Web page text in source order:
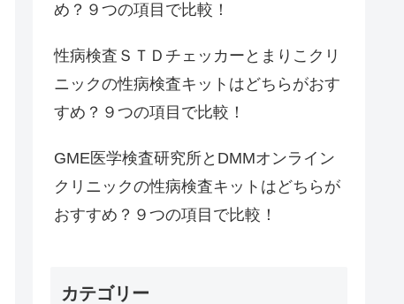
め？９つの項目で比較！
性病検査ＳＴＤチェッカーとまりこクリ
ニックの性病検査キットはどちらがおす
すめ？９つの項目で比較！
GME医学検査研究所とDMMオンライン
クリニックの性病検査キットはどちらが
おすすめ？９つの項目で比較！
カテゴリー